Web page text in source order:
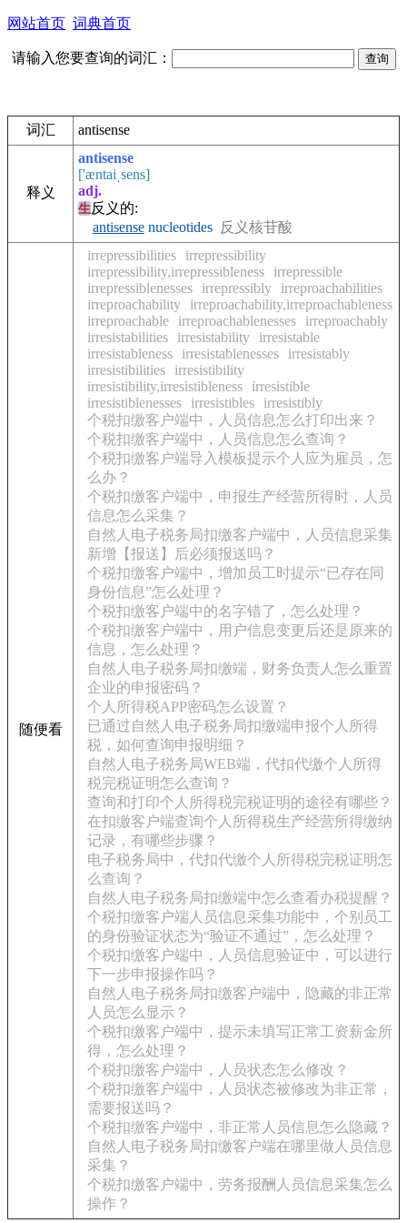
网站首页 词典首页
请输入您要查询的词汇：
词汇 antisense
释义
antisense
['æntaiˌsens]
adj.
生反义的:
antisense nucleotides 反义核苷酸
随便看
irrepressibilities
irrepressibility
irrepressibility,irrepressibleness
irrepressible
irrepressiblenesses
irrepressibly
irreproachabilities
irreproachability
irreproachability,irreproachableness
irreproachable
irreproachablenesses
irreproachably
irresistabilities
irresistability
irresistable
irresistableness
irresistablenesses
irresistably
irresistibilities
irresistibility
irresistibility,irresistibleness
irresistible
irresistiblenesses
irresistibles
irresistibly
个税扣缴客户端中，人员信息怎么打印出来？
个税扣缴客户端中，人员信息怎么查询？
个税扣缴客户端导入模板提示个人应为雇员，怎
么办？
个税扣缴客户端中，申报生产经营所得时，人员
信息怎么采集？
自然人电子税务局扣缴客户端中，人员信息采集
新增【报送】后必须报送吗？
个税扣缴客户端中，增加员工时提示“已存在同
身份信息”怎么处理？
个税扣缴客户端中的名字错了，怎么处理？
个税扣缴客户端中，用户信息变更后还是原来的
信息，怎么处理？
自然人电子税务局扣缴端，财务负责人怎么重置
企业的申报密码？
个人所得税APP密码怎么设置？
已通过自然人电子税务局扣缴端申报个人所得
税，如何查询申报明细？
自然人电子税务局WEB端，代扣代缴个人所得
税完税证明怎么查询？
查询和打印个人所得税完税证明的途径有哪些？
在扣缴客户端查询个人所得税生产经营所得缴纳
记录，有哪些步骤？
电子税务局中，代扣代缴个人所得税完税证明怎
么查询？
自然人电子税务局扣缴端中怎么查看办税提醒？
个税扣缴客户端人员信息采集功能中，个别员工
的身份验证状态为“验证不通过”，怎么处理？
个税扣缴客户端中，人员信息验证中，可以进行
下一步申报操作吗？
自然人电子税务局扣缴客户端中，隐藏的非正常
人员怎么显示？
个税扣缴客户端中，提示未填写正常工资薪金所
得，怎么处理？
个税扣缴客户端中，人员状态怎么修改？
个税扣缴客户端中，人员状态被修改为非正常，
需要报送吗？
个税扣缴客户端中，非正常人员信息怎么隐藏？
自然人电子税务局扣缴客户端在哪里做人员信息
采集？
个税扣缴客户端中，劳务报酬人员信息采集怎么
操作？